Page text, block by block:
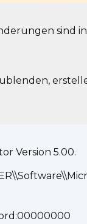
sind
Version 5.00.